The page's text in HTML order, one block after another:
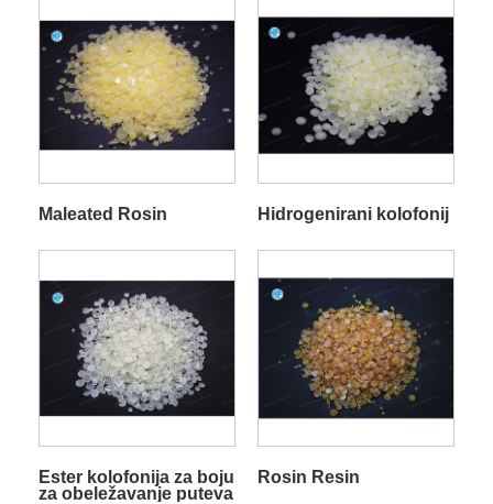
Maleated Rosin Hidrogenirani kolofonij
Ester kolofonija za boju
za obeležavanje puteva
Rosin Resin